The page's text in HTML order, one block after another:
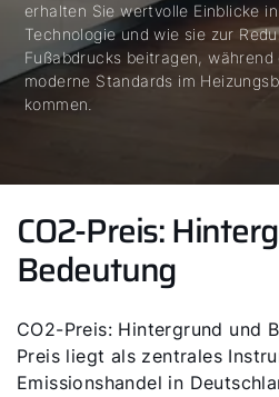
erhalten Sie wertvolle Einblicke
Technologie und wie sie zur
Fußabdrucks beitragen,
moderne Standards im
kommen.
CO2-Preis:
Bedeutung
CO2-Preis: Hintergrund und
Preis liegt als zentrales
Emissionshandel in